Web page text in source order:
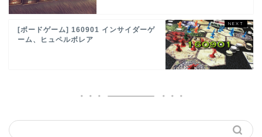
[ボードゲーム] 160901 インサイダーゲ
ーム、ヒュペルボレア